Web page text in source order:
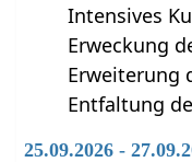
Intensives
Erweckung
Erweiterung
Entfaltung
25.09.2026 -